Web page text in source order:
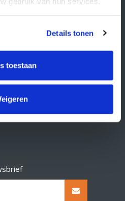
Details tonen
toestaan